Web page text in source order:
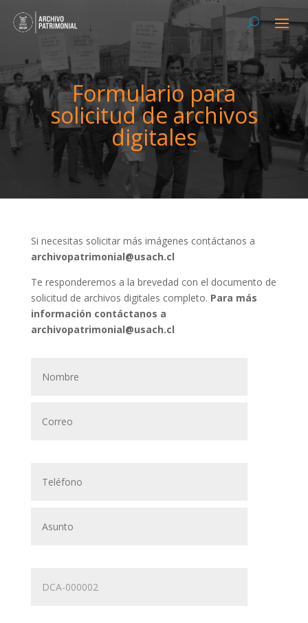
Formulario para
solicitud de archivos
digitales
Si necesitas solicitar más imágenes contáctanos a
archivopatrimonial@usach.cl
Te responderemos a la brevedad con el documento de
solicitud de archivos digitales completo. Para más
información contáctanos a
archivopatrimonial@usach.cl